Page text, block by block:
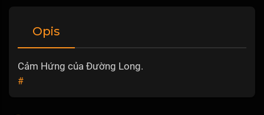
Opis
Cảm Hứng của Đường Long.
#